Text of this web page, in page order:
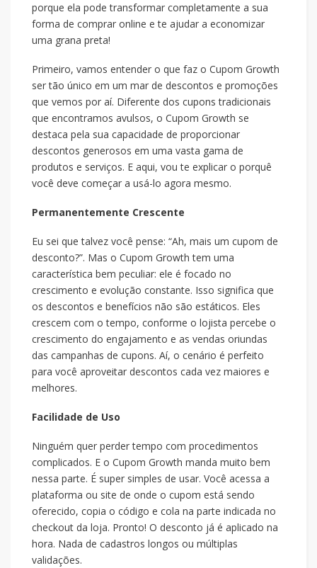
porque ela pode transformar completamente a sua
forma de comprar online e te ajudar a economizar
uma grana preta!
Primeiro, vamos entender o que faz o Cupom Growth
ser tão único em um mar de descontos e promoções
que vemos por aí. Diferente dos cupons tradicionais
que encontramos avulsos, o Cupom Growth se
destaca pela sua capacidade de proporcionar
descontos generosos em uma vasta gama de
produtos e serviços. E aqui, vou te explicar o porquê
você deve começar a usá-lo agora mesmo.
Permanentemente Crescente
Eu sei que talvez você pense: “Ah, mais um cupom de
desconto?”. Mas o Cupom Growth tem uma
característica bem peculiar: ele é focado no
crescimento e evolução constante. Isso significa que
os descontos e benefícios não são estáticos. Eles
crescem com o tempo, conforme o lojista percebe o
crescimento do engajamento e as vendas oriundas
das campanhas de cupons. Aí, o cenário é perfeito
para você aproveitar descontos cada vez maiores e
melhores.
Facilidade de Uso
Ninguém quer perder tempo com procedimentos
complicados. E o Cupom Growth manda muito bem
nessa parte. É super simples de usar. Você acessa a
plataforma ou site de onde o cupom está sendo
oferecido, copia o código e cola na parte indicada no
checkout da loja. Pronto! O desconto já é aplicado na
hora. Nada de cadastros longos ou múltiplas
validações.